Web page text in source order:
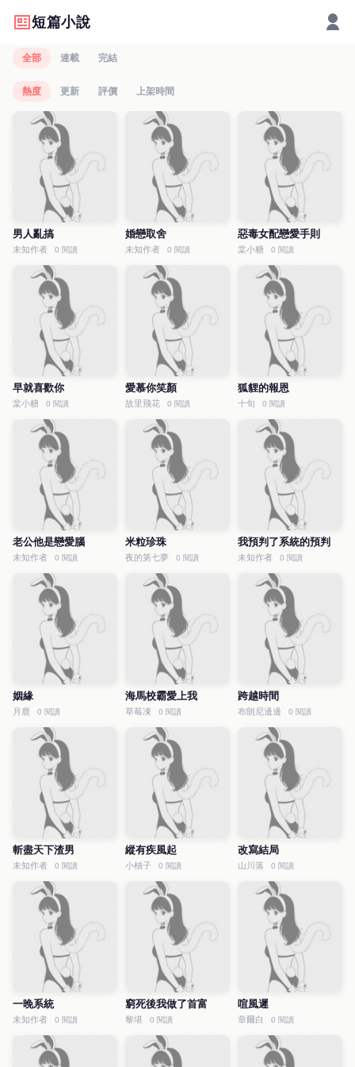
短篇小說
全部 連載 完結
熱度 更新 評價 上架時間
男人亂搞
未知作者 0 閱讀
婚戀取舍
未知作者 0 閱讀
惡毒女配戀愛手則
棠小糖 0 閱讀
早就喜歡你
棠小糖 0 閱讀
愛慕你笑顏
故里飛花 0 閱讀
狐貍的報恩
十旬 0 閱讀
老公他是戀愛腦
未知作者 0 閱讀
米粒珍珠
夜的第七夢 0 閱讀
我預判了系統的預判
未知作者 0 閱讀
姻緣
月鹿 0 閱讀
海馬校霸愛上我
草莓凍 0 閱讀
跨越時間
布朗尼邊邊 0 閱讀
斬盡天下渣男
未知作者 0 閱讀
縱有疾風起
小柚子 0 閱讀
改寫結局
山川落 0 閱讀
一晚系統
未知作者 0 閱讀
窮死後我做了首富
黎堪 0 閱讀
喧風遲
章爾白 0 閱讀